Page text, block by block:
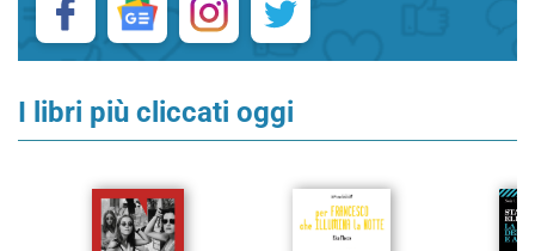
I libri più cliccati oggi